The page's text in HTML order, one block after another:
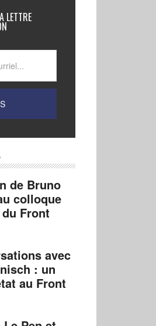
LETTRE
de Bruno
colloque
Front
avec
: un
au Front